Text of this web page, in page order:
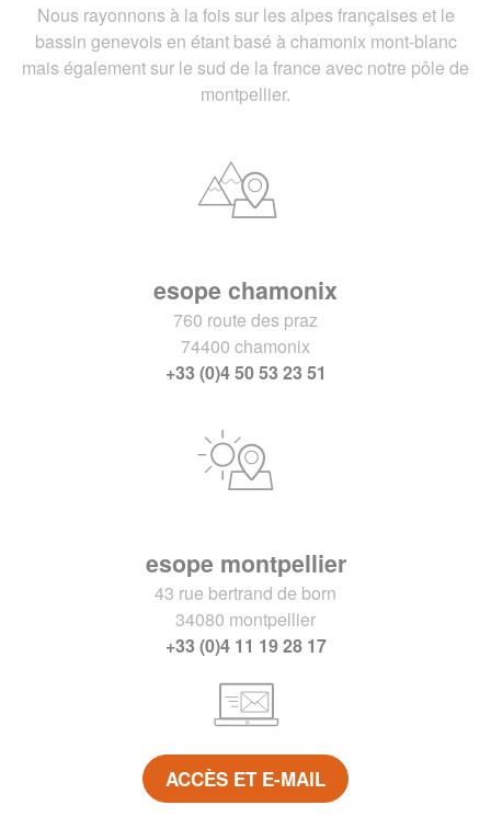
Nous rayonnons à la fois sur les alpes françaises et le
bassin genevois en étant basé à chamonix mont-blanc
mais également sur le sud de la france avec notre pôle de
montpellier.
esope chamonix
760 route des praz
74400 chamonix
+33 (0)4 50 53 23 51
esope montpellier
43 rue bertrand de born
34080 montpellier
+33 (0)4 11 19 28 17
ACCÈS ET E-MAIL